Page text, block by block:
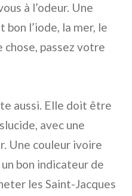
à l’odeur. Une
bon l’iode, la mer, le
chose, passez votre
aussi. Elle doit être
avec une
Une couleur ivoire
bon indicateur de
les Saint-Jacques